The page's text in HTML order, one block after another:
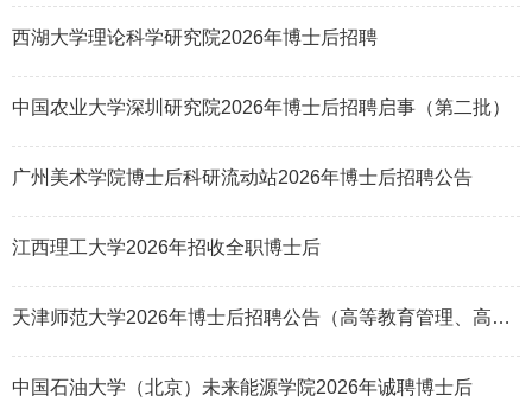
西湖大学理论科学研究院2026年博士后招聘
中国农业大学深圳研究院2026年博士后招聘启事（第二批）
广州美术学院博士后科研流动站2026年博士后招聘公告
江西理工大学2026年招收全职博士后
天津师范大学2026年博士后招聘公告（高等教育管理、高等教育评价方向）
中国石油大学（北京）未来能源学院2026年诚聘博士后